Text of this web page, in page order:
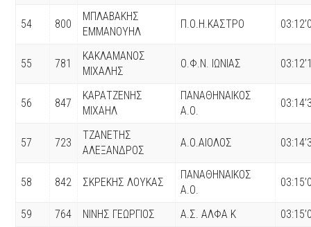
54 800
ΜΠΛΑΒΑΚΗΣ
ΕΜΜΑΝΟΥΗΛ
Π.Ο.Η.ΚΑΣΤΡΟ
55 781
ΚΑΚΛΑΜΑΝΟΣ
ΜΙΧΑΛΗΣ
Ο.Φ.Ν. ΙΩΝΙΑΣ
56 847
ΚΑΡΑΤΖΕΝΗΣ
ΜΙΧΑΗΛ
ΠΑΝΑΘΗΝΑΙΚΟΣ
Α.Ο.
57 723
ΤΖΑΝΕΤΗΣ
ΑΛΕΞΑΝΔΡΟΣ
Α.Ο.ΑΙΟΛΟΣ
58 842 ΣΚΡΕΚΗΣ ΛΟΥΚΑΣ
ΠΑΝΑΘΗΝΑΙΚΟΣ
Α.Ο.
59 764 ΝΙΝΗΣ ΓΕΩΡΓΙΟΣ Α.Σ. ΑΛΦΑ K